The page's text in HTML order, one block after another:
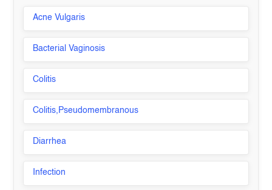
Acne Vulgaris
Bacterial Vaginosis
Colitis
Colitis,Pseudomembranous
Diarrhea
Infection